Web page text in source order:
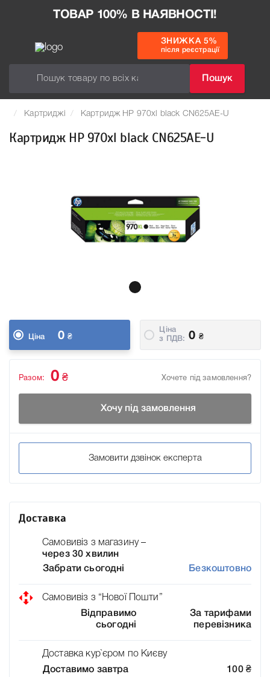
ТОВАР 100% В НАЯВНОСТІ!
Пошук
ЗНИЖКА 5%
після реєстрації
Картриджі Картридж HP 970xl black CN625AE-U
Картридж HP 970xl black CN625AE-U
Ціна 0 ₴
Ціна
з ПДВ:
0 ₴
Хочете під замовлення?
Разом: 0 ₴
Хочу під замовлення
Замовити дзвінок експерта
Доставка
Самовивіз з магазину –
через 30 хвилин
Забрати сьогодні
Безкоштовно
Самовивіз з “Нової Пошти”
Відправимо
сьогодні
За тарифами
перевізника
Доставка кур`єром по Києву
Доставимо завтра
100 ₴